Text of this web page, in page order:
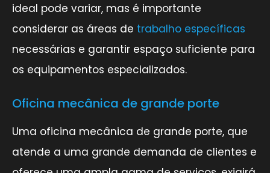
ideal pode variar, mas é importante
considerar as áreas de trabalho específicas
necessárias e garantir espaço suficiente para
os equipamentos especializados.
Oficina mecânica de grande porte
Uma oficina mecânica de grande porte, que
atende a uma grande demanda de clientes e